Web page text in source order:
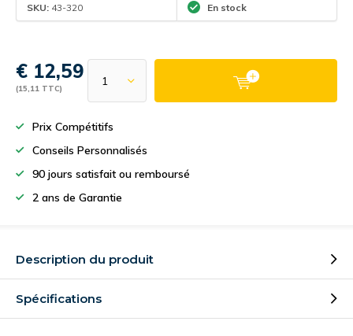
SKU: 43-320 En stock
€ 12,59
(15,11 TTC)
Prix Compétitifs
Conseils Personnalisés
90 jours satisfait ou remboursé
2 ans de Garantie
Description du produit
Spécifications